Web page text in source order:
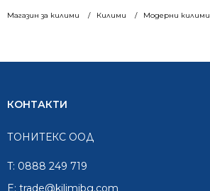
Магазин за килими Килими Модерни килими
КОНТАКТИ
ТОНИТЕКС ООД
T: 0888 249 719
E: trade@kilimibg.com